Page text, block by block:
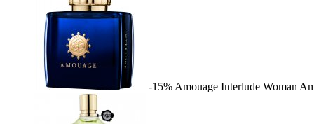
-15% Amouage Interlude Woman